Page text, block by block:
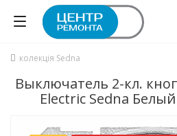
колекція Sedna
Выключатель 2-кл.
Electric Sedna Белый